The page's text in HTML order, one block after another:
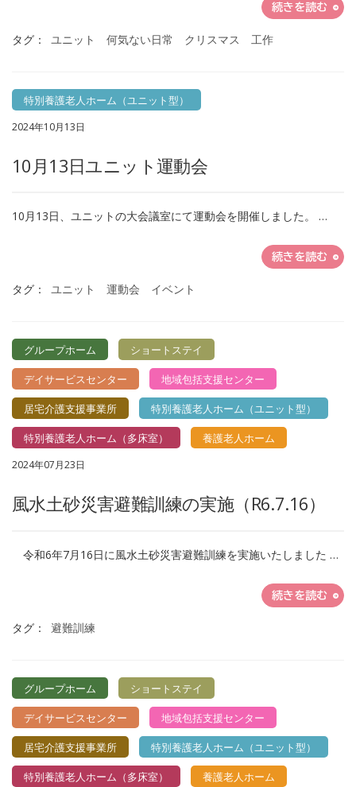
続きを読む
タグ： ユニット 何気ない日常 クリスマス 工作
特別養護老人ホーム（ユニット型）
2024年10月13日
10月13日ユニット運動会
10月13日、ユニットの大会議室にて運動会を開催しました。 …
続きを読む
タグ： ユニット 運動会 イベント
グループホーム ショートステイ
デイサービスセンター 地域包括支援センター
居宅介護支援事業所 特別養護老人ホーム（ユニット型）
特別養護老人ホーム（多床室） 養護老人ホーム
2024年07月23日
風水土砂災害避難訓練の実施（R6.7.16）
令和6年7月16日に風水土砂災害避難訓練を実施いたしました …
続きを読む
タグ： 避難訓練
グループホーム ショートステイ
デイサービスセンター 地域包括支援センター
居宅介護支援事業所 特別養護老人ホーム（ユニット型）
特別養護老人ホーム（多床室） 養護老人ホーム